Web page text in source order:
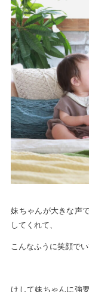
妹ちゃんが大きな声
してくれて、
こんなふうに笑顔で
けして妹ちゃんに強